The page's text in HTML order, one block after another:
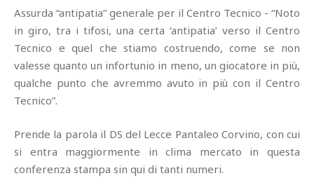
Assurda “antipatia” generale per il Centro Tecnico - “Noto
in giro, tra i tifosi, una certa ‘antipatia’ verso il Centro
Tecnico e quel che stiamo costruendo, come se non
valesse quanto un infortunio in meno, un giocatore in più,
qualche punto che avremmo avuto in più con il Centro
Tecnico”.
Prende la parola il DS del Lecce Pantaleo Corvino, con cui
si entra maggiormente in clima mercato in questa
conferenza stampa sin qui di tanti numeri.